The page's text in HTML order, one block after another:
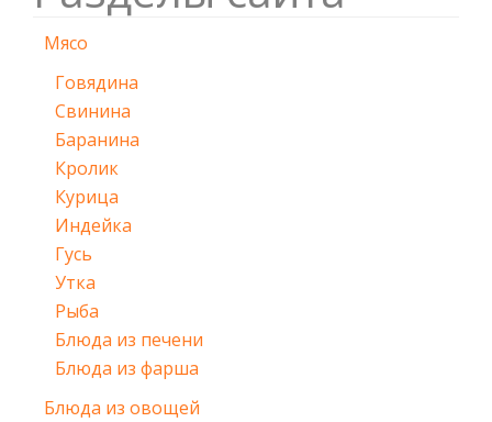
Мясо
Говядина
Свинина
Баранина
Кролик
Курица
Индейка
Гусь
Утка
Рыба
Блюда из печени
Блюда из фарша
Блюда из овощей